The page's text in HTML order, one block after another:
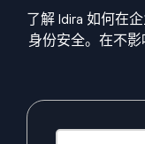
了解 Idira 如何在
身份安全。在不影